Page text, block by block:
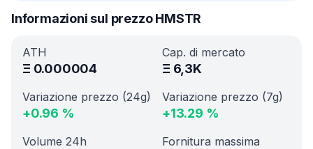
Informazioni sul prezzo HMSTR
ATH
Ξ 0.000004
Cap. di mercato
Ξ 6,3K
Variazione prezzo (24g)
+0.96 %
Variazione prezzo (7g)
+13.29 %
Volume 24h Fornitura massima